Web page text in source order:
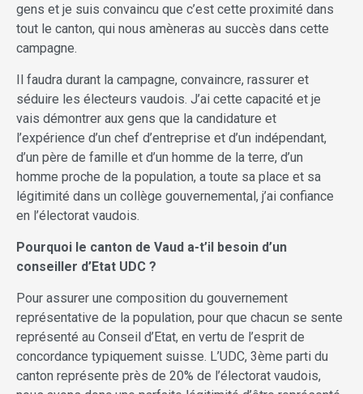
gens et je suis convaincu que c’est cette proximité dans
tout le canton, qui nous amèneras au succès dans cette
campagne.
Il faudra durant la campagne, convaincre, rassurer et
séduire les électeurs vaudois. J’ai cette capacité et je
vais démontrer aux gens que la candidature et
l’expérience d’un chef d’entreprise et d’un indépendant,
d’un père de famille et d’un homme de la terre, d’un
homme proche de la population, a toute sa place et sa
légitimité dans un collège gouvernemental, j’ai confiance
en l’électorat vaudois.
Pourquoi le canton de Vaud a-t’il besoin d’un
conseiller d’Etat UDC ?
Pour assurer une composition du gouvernement
représentative de la population, pour que chacun se sente
représenté au Conseil d’Etat, en vertu de l’esprit de
concordance typiquement suisse. L’UDC, 3ème parti du
canton représente près de 20% de l’électorat vaudois,